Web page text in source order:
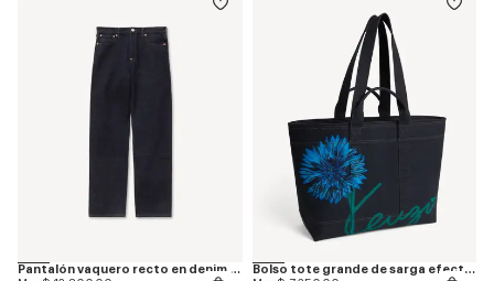
Pantalón vaquero recto en denim japonés 'KENZO Tulip'
Bolso tote grande de sarga efecto denim 'KENZO Tulip'